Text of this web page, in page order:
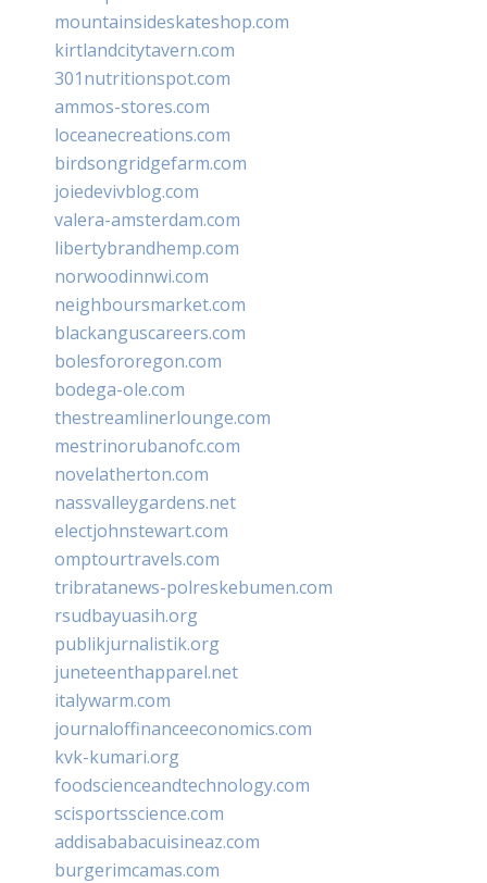
mountainsideskateshop.com
kirtlandcitytavern.com
301nutritionspot.com
ammos-stores.com
loceanecreations.com
birdsongridgefarm.com
joiedevivblog.com
valera-amsterdam.com
libertybrandhemp.com
norwoodinnwi.com
neighboursmarket.com
blackanguscareers.com
bolesfororegon.com
bodega-ole.com
thestreamlinerlounge.com
mestrinorubanofc.com
novelatherton.com
nassvalleygardens.net
electjohnstewart.com
omptourtravels.com
tribratanews-polreskebumen.com
rsudbayuasih.org
publikjurnalistik.org
juneteenthapparel.net
italywarm.com
journaloffinanceeconomics.com
kvk-kumari.org
foodscienceandtechnology.com
scisportsscience.com
addisababacuisineaz.com
burgerimcamas.com